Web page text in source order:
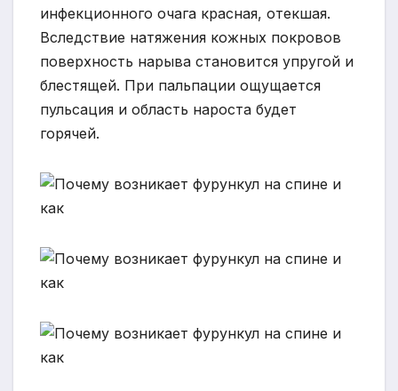
инфекционного очага красная, отекшая.
Вследствие натяжения кожных покровов
поверхность нарыва становится упругой и
блестящей. При пальпации ощущается
пульсация и область нароста будет
горячей.